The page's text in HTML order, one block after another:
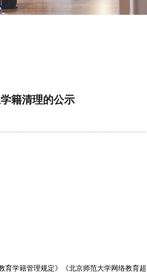
籍清理的公示
育学籍管理规定》《北京师范大学网络教育超